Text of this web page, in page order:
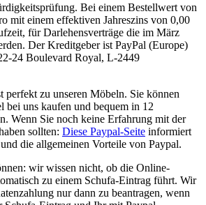
Bei einem Bestellwert von
mit einem effektiven Jahreszins von 0,00
für Darlehensverträge die im März
Der Kreditgeber ist PayPal (Europe)
24 Boulevard Royal, L-2449
perfekt zu unseren Möbeln. Sie können
bei uns kaufen und bequem in 12
Wenn Sie noch keine Erfahrung mit der
sollten: Diese Paypal-Seite informiert
die allgemeinen Vorteile von Paypal.
wir wissen nicht, ob die Online-
zu einem Schufa-Eintrag führt. Wir
nur dann zu beantragen, wenn